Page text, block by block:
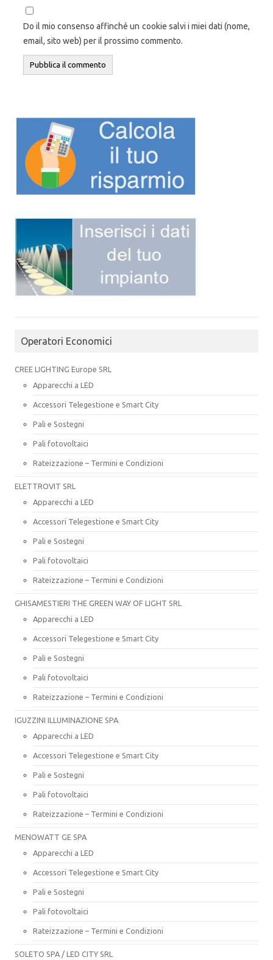
Do il mio consenso affinché un cookie salvi i miei dati (nome,
email, sito web) per il prossimo commento.
Operatori Economici
CREE LIGHTING Europe SRL
Apparecchi a LED
Accessori Telegestione e Smart City
Pali e Sostegni
Pali fotovoltaici
Rateizzazione – Termini e Condizioni
ELETTROVIT SRL
Apparecchi a LED
Accessori Telegestione e Smart City
Pali e Sostegni
Pali fotovoltaici
Rateizzazione – Termini e Condizioni
GHISAMESTIERI THE GREEN WAY OF LIGHT SRL
Apparecchi a LED
Accessori Telegestione e Smart City
Pali e Sostegni
Pali fotovoltaici
Rateizzazione – Termini e Condizioni
IGUZZINI ILLUMINAZIONE SPA
Apparecchi a LED
Accessori Telegestione e Smart City
Pali e Sostegni
Pali fotovoltaici
Rateizzazione – Termini e Condizioni
MENOWATT GE SPA
Apparecchi a LED
Accessori Telegestione e Smart City
Pali e Sostegni
Pali fotovoltaici
Rateizzazione – Termini e Condizioni
SOLETO SPA / LED CITY SRL